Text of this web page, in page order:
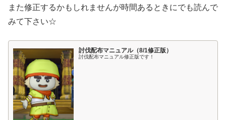
また修正するかもしれませんが時間あるときにでも読んで
みて下さい☆
討伐配布マニュアル（8/1修正版）
討伐配布マニュアル修正版です！